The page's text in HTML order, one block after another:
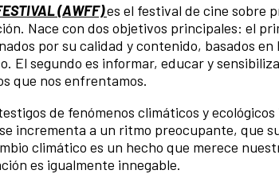
(AWFF)es el festival de cine sobre
Nace con dos objetivos principales: el
por su calidad y contenido, basados
El segundo es informar, educar y
que nos enfrentamos.
de fenómenos climáticos y
incrementa a un ritmo preocupante, que
climático es un hecho que merece
es igualmente innegable.